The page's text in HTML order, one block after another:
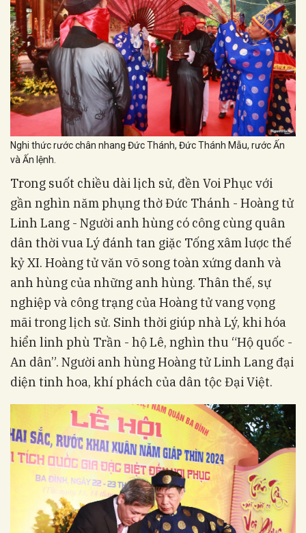
Nghi thức rước chân nhang Đức Thánh, Đức Thánh Mẫu, rước Ấn
và Ấn lệnh.
Trong suốt chiều dài lịch sử, đền Voi Phục với
gần nghìn năm phụng thờ Đức Thánh - Hoàng tử
Linh Lang - Người anh hùng có công cùng quân
dân thời vua Lý đánh tan giặc Tống xâm lược thế
kỷ XI. Hoàng tử văn võ song toàn xứng danh và
anh hùng của những anh hùng. Thân thế, sự
nghiệp và công trạng của Hoàng tử vang vọng
mãi trong lịch sử. Sinh thời giúp nhà Lý, khi hóa
hiển linh phù Trần - hộ Lê, nghìn thu “Hộ quốc -
An dân”. Người anh hùng Hoàng tử Linh Lang đại
diện tinh hoa, khí phách của dân tộc Đại Việt.